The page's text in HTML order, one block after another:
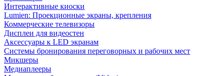
Интерактивные киоски
Lumien: Проекционные экраны, крепления
Коммерческие телевизоры
Дисплеи для видеостен
Аксессуары к LED экранам
Системы бронирования переговорных и рабочих мест
Микшеры
Медиаплееры